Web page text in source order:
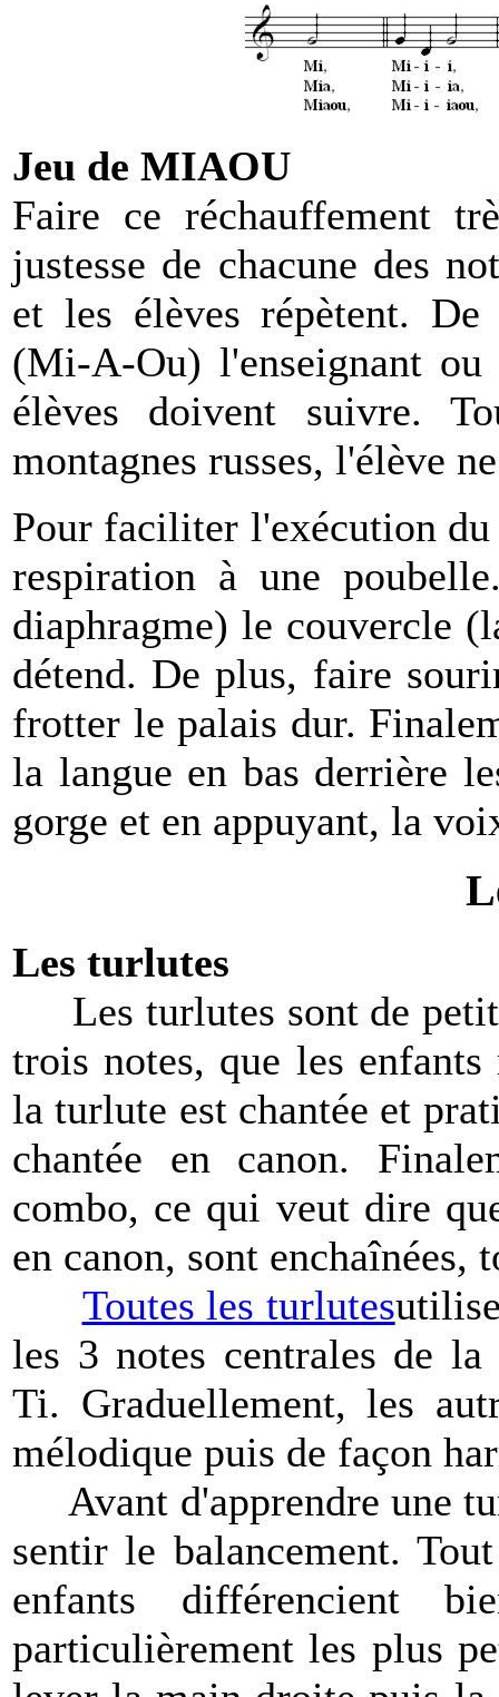
Jeu de MIAOU
Faire ce réchauffement
justesse de chacune des
et les élèves répètent.
(Mi-A-Ou) l'enseignant
élèves doivent suivre.
montagnes russes, l'élève
Pour faciliter l'exécution
respiration à une
diaphragme) le couvercle
détend. De plus, faire
frotter le palais dur.
la langue en bas derrière
gorge et en appuyant, la
Les turlutes
Les turlutes sont de
trois notes, que les
la turlute est chantée et
chantée en canon.
combo, ce qui veut dire
en canon, sont enchaînées,
Toutes les turlutes
les 3 notes centrales de
Ti. Graduellement, les
mélodique puis de façon
Avant d'apprendre une
sentir le balancement.
enfants différencient
particulièrement les plus